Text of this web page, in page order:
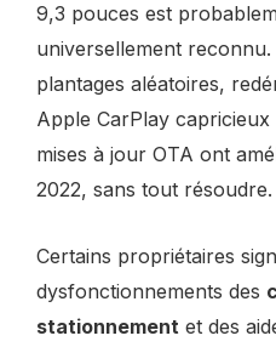
9,3 pouces est
universellement reconnu.
plantages aléatoires,
Apple CarPlay capricieux
mises à jour OTA ont
2022, sans tout résoudre.
Certains propriétaires
dysfonctionnements des
stationnement et des